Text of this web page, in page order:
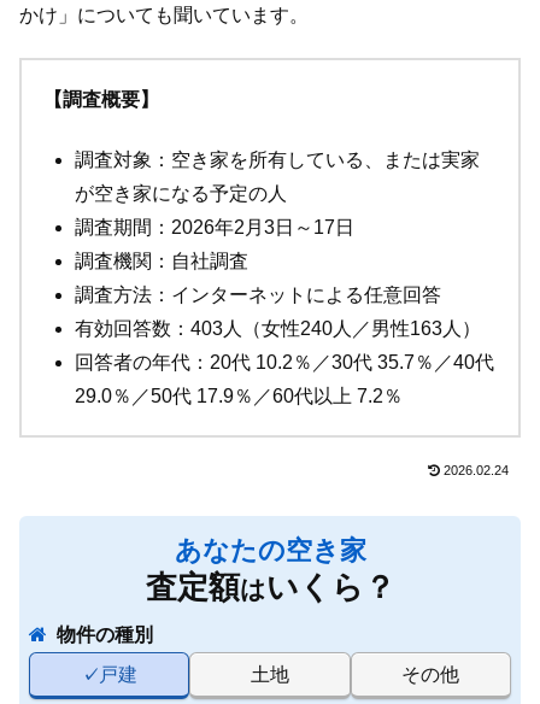
かけ」についても聞いています。
【調査概要】
調査対象：空き家を所有している、または実家
が空き家になる予定の人
調査期間：2026年2月3日～17日
調査機関：自社調査
調査方法：インターネットによる任意回答
有効回答数：403人（女性240人／男性163人）
回答者の年代：20代 10.2％／30代 35.7％／40代
29.0％／50代 17.9％／60代以上 7.2％
2026.02.24
あなたの空き家
査定額はいくら？
物件の種別
戸建
土地 その他